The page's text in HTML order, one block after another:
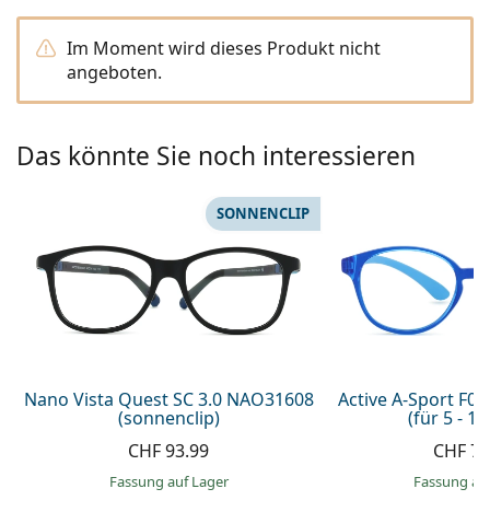
Alle Marken
Persol
Prada
Im Moment wird dieses Produkt nicht
angeboten.
Das könnte Sie noch interessieren
Nano Vista Quest SC 3.0 NAO31608
(sonnenclip)
SONNENCLIP
CHF 93.99
Fassung auf Lager
Active A-Sport
(für 5 - 10
CHF
Fassung